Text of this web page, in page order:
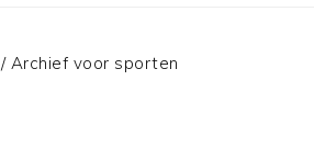
/Archief voor sporten